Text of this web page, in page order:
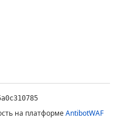
на платформеAntibotWAF